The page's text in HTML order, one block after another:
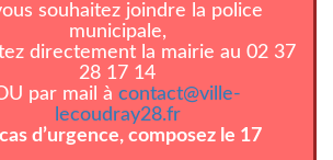
souhaitez joindre la police
municipale,
directement la mairie au 02 37
28 17 14
par mail àcontact@ville-
lecoudray28.fr
cas d’urgence, composez le 17